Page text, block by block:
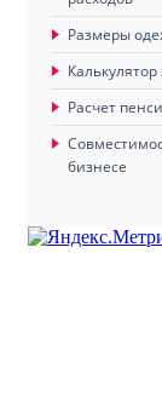
Размеры
Расчет
бизнесе